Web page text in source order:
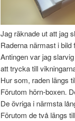
Jag räknade ut att jag
Raderna närmast i bild
Antingen var jag
att trycka till
Hur som, raden längs
Förutom hörn-boxen.
De övriga i närmsta
Förutom de två längs